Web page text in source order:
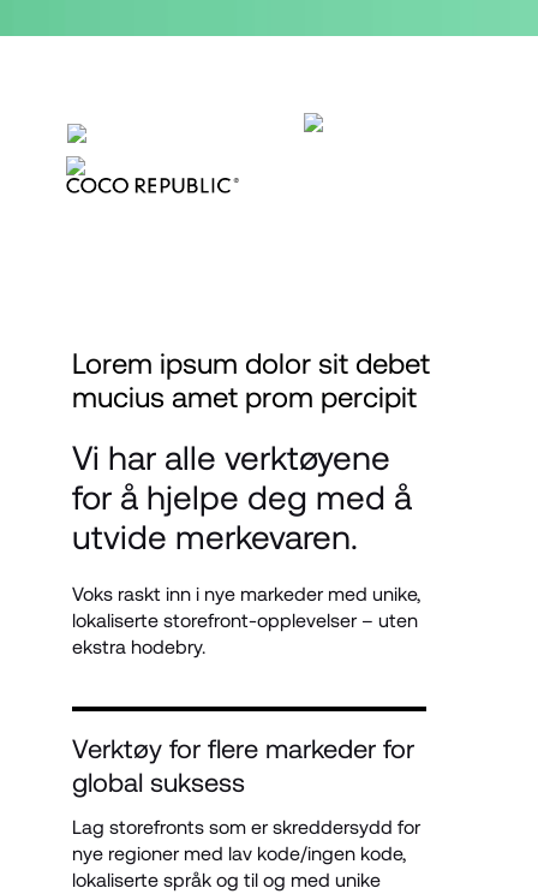
Lorem ipsum dolor sit debet
mucius amet prom percipit
Vi har alle verktøyene
for å hjelpe deg med å
utvide merkevaren.
Voks raskt inn i nye markeder med unike,
lokaliserte storefront-opplevelser – uten
ekstra hodebry.
Verktøy for flere markeder for
global suksess
Lag storefronts som er skreddersydd for
nye regioner med lav kode/ingen kode,
lokaliserte språk og til og med unike